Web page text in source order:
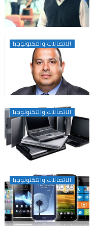
الاتصالات والتكنولوجيا
الاتصالات والتكنولوجيا
الاتصالات والتكنولوجيا